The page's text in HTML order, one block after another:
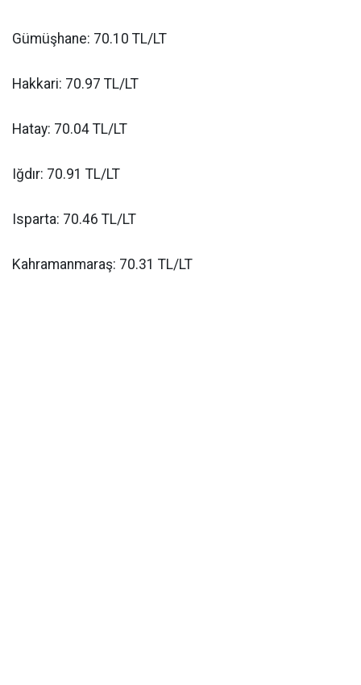
Gümüşhane: 70.10 TL/LT
Hakkari: 70.97 TL/LT
Hatay: 70.04 TL/LT
Iğdır: 70.91 TL/LT
Isparta: 70.46 TL/LT
Kahramanmaraş: 70.31 TL/LT